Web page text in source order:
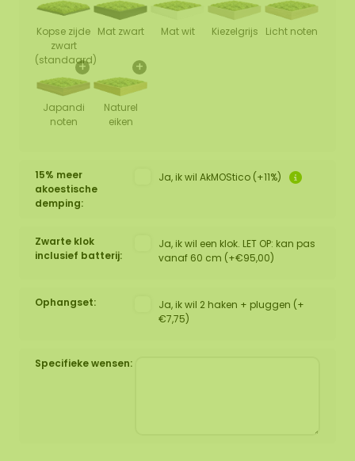
Kopse zijde
zwart
(standaard)
Mat zwart Mat wit Kiezelgrijs Licht noten
+
Japandi
noten
+
Naturel
eiken
15% meer
akoestische
demping:
Ja, ik wil AkMOStico (+11%)
Zwarte klok
inclusief batterij:
Ja, ik wil een klok. LET OP: kan pas
vanaf 60 cm (+€95,00)
Ophangset:
Ja, ik wil 2 haken + pluggen (+
€7,75)
Specifieke wensen: